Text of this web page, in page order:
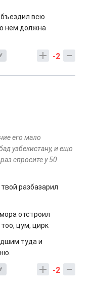
всю
нем должна
-2
его мало
узбекистану, и ещо
спросите у 50
разбазарил
отстроил
цум, цирк
туда и
-2